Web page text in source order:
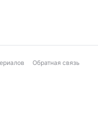
Обратная связь